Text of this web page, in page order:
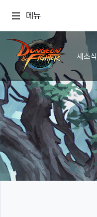
메뉴
새소식